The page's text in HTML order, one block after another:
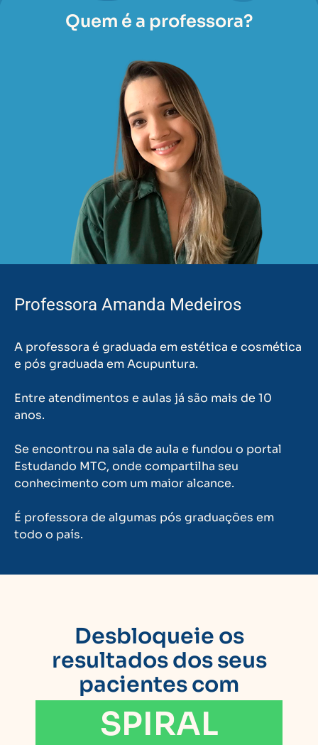
Quem é a professora?
Professora Amanda Medeiros
A professora é graduada em estética e cosmética
e pós graduada em Acupuntura.
Entre atendimentos e aulas já são mais de 10
anos.
Se encontrou na sala de aula e fundou o portal
Estudando MTC, onde compartilha seu
conhecimento com um maior alcance.
É professora de algumas pós graduações em
todo o país.
Desbloqueie os
resultados dos seus
pacientes com
SPIRAL